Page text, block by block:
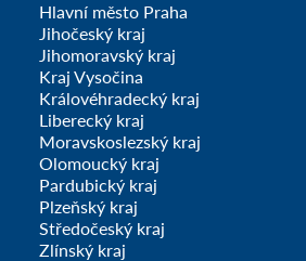
Hlavní město Praha
Jihočeský kraj
Jihomoravský kraj
Kraj Vysočina
Královéhradecký kraj
Liberecký kraj
Moravskoslezský kraj
Olomoucký kraj
Pardubický kraj
Plzeňský kraj
Středočeský kraj
Zlínský kraj